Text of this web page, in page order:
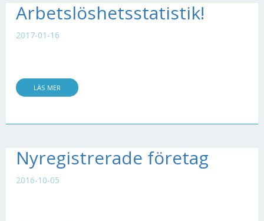
Arbetslöshetsstatistik!
2017-01-16
LÄS MER
Nyregistrerade företag
2016-10-05